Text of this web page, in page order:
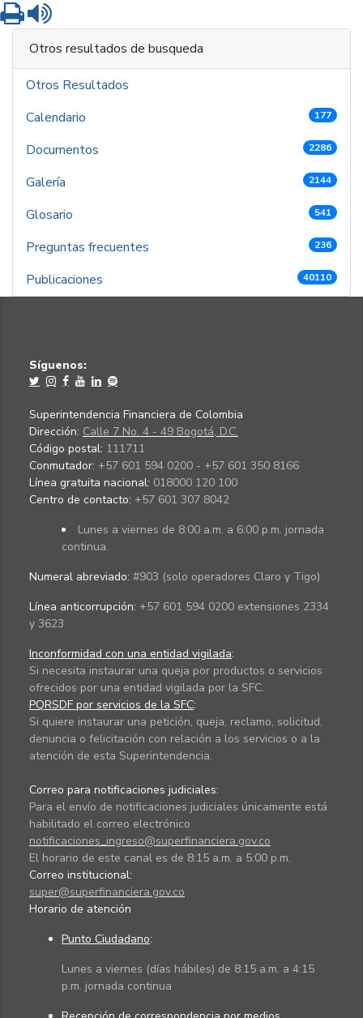
Imprimir
Otros resultados de busqueda
Otros Resultados
Calendario
177
Documentos 2286
Galería 2144
Glosario 541
Preguntas frecuentes 236
Publicaciones 40110
Síguenos:
Superintendencia Financiera de Colombia
Dirección: Calle 7 No. 4 - 49 Bogotá, D.C.
Código postal: 111711
Conmutador: +57 601 594 0200 - +57 601 350 8166
Línea gratuita nacional: 018000 120 100
Centro de contacto: +57 601 307 8042
Lunes a viernes de 8:00 a.m. a 6:00 p.m. jornada
continua.
Numeral abreviado: #903 (solo operadores Claro y Tigo)
Línea anticorrupción: +57 601 594 0200 extensiones 2334
y 3623
Inconformidad con una entidad vigilada:
Si necesita instaurar una queja por productos o servicios
ofrecidos por una entidad vigilada por la SFC.
PQRSDF por servicios de la SFC:
Si quiere instaurar una petición, queja, reclamo, solicitud,
denuncia o felicitación con relación a los servicios o a la
atención de esta Superintendencia.
Correo para notificaciones judiciales:
Para el envío de notificaciones judiciales únicamente está
habilitado el correo electrónico
notificaciones_ingreso@superfinanciera.gov.co
El horario de este canal es de 8:15 a.m. a 5:00 p.m.
Correo institucional:
super@superfinanciera.gov.co
Horario de atención
Punto Ciudadano:
Lunes a viernes (días hábiles) de 8:15 a.m. a 4:15
p.m. jornada continua